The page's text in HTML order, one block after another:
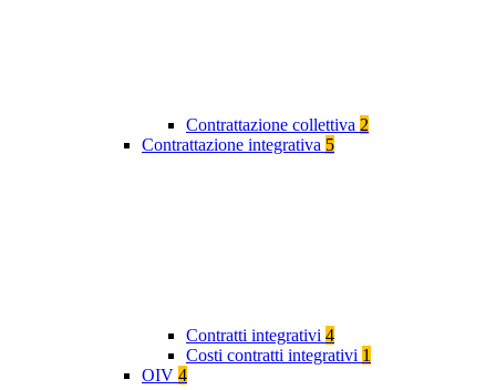
Contrattazione collettiva 2
Contrattazione integrativa 5
Contratti integrativi 4
Costi contratti integrativi 1
OIV 4